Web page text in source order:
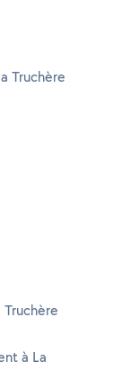
Truchère
à La